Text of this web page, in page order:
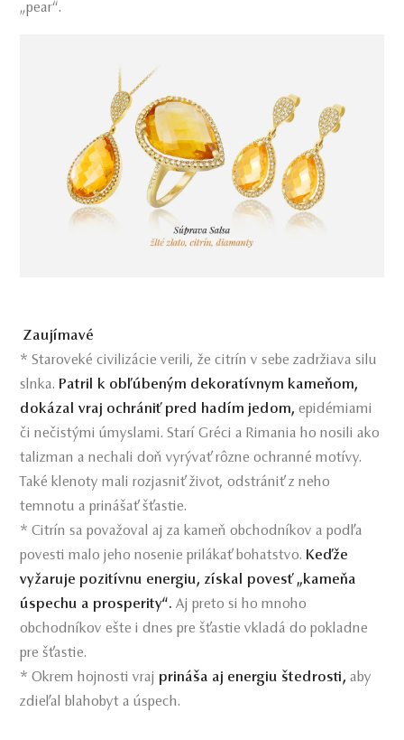
„pear“.
Zaujímavé
* Staroveké civilizácie verili, že citrín v sebe zadržiava silu
slnka. Patril k obľúbeným dekoratívnym kameňom,
dokázal vraj ochrániť pred hadím jedom,epidémiami
či nečistými úmyslami. Starí Gréci a Rimania ho nosili ako
talizman a nechali doň vyrývať rôzne ochranné motívy.
Také klenoty mali rozjasniť život, odstrániť z neho
temnotu a prinášať šťastie.
* Citrín sa považoval aj za kameň obchodníkov a podľa
povesti malo jeho nosenie prilákať bohatstvo. Keďže
vyžaruje pozitívnu energiu, získal povesť „kameňa
úspechu a prosperity“. Aj preto si ho mnoho
obchodníkov ešte i dnes pre šťastie vkladá do pokladne
pre šťastie.
* Okrem hojnosti vraj prináša aj energiu štedrosti,aby
zdieľal blahobyt a úspech.